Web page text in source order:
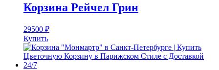
Корзина Рейчел Грин
29500 ₽
Купить